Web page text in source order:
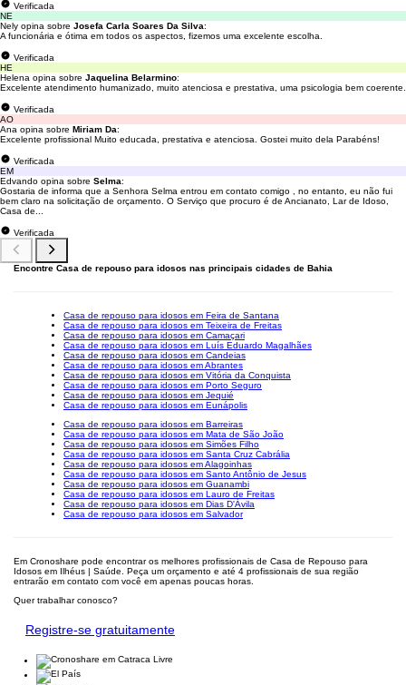
Verificada
NE
Nely opina sobre Josefa Carla Soares Da Silva:
A funcionária e ótima em todos os aspectos, fizemos uma excelente escolha.
Verificada
HE
Helena opina sobre Jaquelina Belarmino:
Excelente atendimento humanizado, muito atenciosa e prestativa, uma psicologia bem coerente.
Verificada
AO
Ana opina sobre Miriam Da:
Excelente profissional Muito educada, prestativa e atenciosa. Gostei muito dela Parabéns!
Verificada
EM
Edvando opina sobre Selma:
Gostaria de informa que a Senhora Selma entrou em contato comigo , no entanto, eu não fui
bem claro na solicitação de orçamento. O Serviço que procuro é de Ancianato, Lar de Idoso,
Casa de...
Verificada
Encontre Casa de repouso para idosos nas principais cidades de Bahia
Casa de repouso para idosos em Feira de Santana
Casa de repouso para idosos em Teixeira de Freitas
Casa de repouso para idosos em Camaçari
Casa de repouso para idosos em Luís Eduardo Magalhães
Casa de repouso para idosos em Candeias
Casa de repouso para idosos em Abrantes
Casa de repouso para idosos em Vitória da Conquista
Casa de repouso para idosos em Porto Seguro
Casa de repouso para idosos em Jequié
Casa de repouso para idosos em Eunápolis
Casa de repouso para idosos em Barreiras
Casa de repouso para idosos em Mata de São João
Casa de repouso para idosos em Simões Filho
Casa de repouso para idosos em Santa Cruz Cabrália
Casa de repouso para idosos em Alagoinhas
Casa de repouso para idosos em Santo Antônio de Jesus
Casa de repouso para idosos em Guanambi
Casa de repouso para idosos em Lauro de Freitas
Casa de repouso para idosos em Dias D'Ávila
Casa de repouso para idosos em Salvador
Em Cronoshare pode encontrar os melhores profissionais de Casa de Repouso para
Idosos em Ilhéus | Saúde. Peça um orçamento e até 4 profissionais de sua região
entrarão em contato com você em apenas poucas horas.
Quer trabalhar conosco?
Registre-se gratuitamente